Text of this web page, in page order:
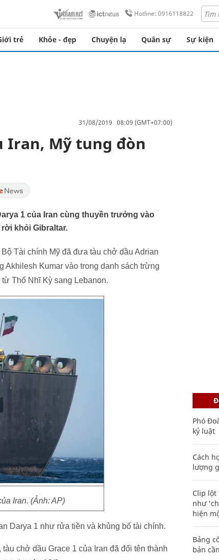
Hotline: 0916118822
trẻ Khỏe - đẹp Chuyện lạ Quân sự Sự kiện
31/08/2019 08:09 (GMT+07:00)
Iran, Mỹ tung đòn
1 của Iran cùng thuyền trưởng vào
khỏi Gibraltar.
Tài chính Mỹ đã đưa tàu chở dầu Adrian
Akhilesh Kumar vào trong danh sách trừng
Thổ Nhĩ Kỳ sang Lebanon.
Iran. (Ảnh: AP)
Darya 1 như rửa tiền và khủng bố tài chính.
chở dầu Grace 1 của Iran đã đổi tên thành
Phó
kỷ luật
Cách
lượng
Clip lột
như
hiện
Bảng
bản